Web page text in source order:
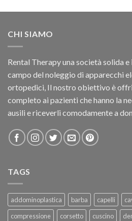
CHI SIAMO
Rental Therapy una società solida
campo del noleggio di apparecchi
ortopedici, Il nostro obiettivo è
completo ai pazienti che hanno la
ausili e riceverli comodamente a
TAGS
addominoplastica barba capelli
compressione
corsetto cuscino